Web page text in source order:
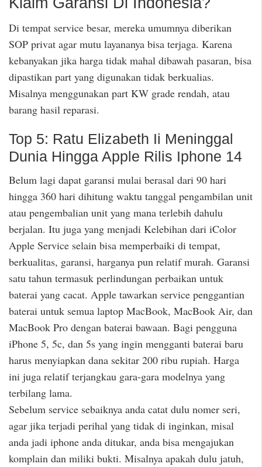
Di tempat service besar, mereka umumnya diberikan
SOP privat agar mutu layananya bisa terjaga. Karena
kebanyakan jika harga tidak mahal dibawah pasaran, bisa
dipastikan part yang digunakan tidak berkualias.
Misalnya menggunakan part KW grade rendah, atau
barang hasil reparasi.
Top 5: Ratu Elizabeth Ii Meninggal
Dunia Hingga Apple Rilis Iphone 14
Belum lagi dapat garansi mulai berasal dari 90 hari
hingga 360 hari dihitung waktu tanggal pengambilan unit
atau pengembalian unit yang mana terlebih dahulu
berjalan. Itu juga yang menjadi Kelebihan dari iColor
Apple Service selain bisa memperbaiki di tempat,
berkualitas, garansi, harganya pun relatif murah. Garansi
satu tahun termasuk perlindungan perbaikan untuk
baterai yang cacat. Apple tawarkan service penggantian
baterai untuk semua laptop MacBook, MacBook Air, dan
MacBook Pro dengan baterai bawaan. Bagi pengguna
iPhone 5, 5c, dan 5s yang ingin mengganti baterai baru
harus menyiapkan dana sekitar 200 ribu rupiah. Harga
ini juga relatif terjangkau gara-gara modelnya yang
terbilang lama.
Sebelum service sebaiknya anda catat dulu nomer seri,
agar jika terjadi perihal yang tidak di inginkan, misal
anda jadi iphone anda ditukar, anda bisa mengajukan
komplain dan miliki bukti. Misalnya apakah dulu jatuh,